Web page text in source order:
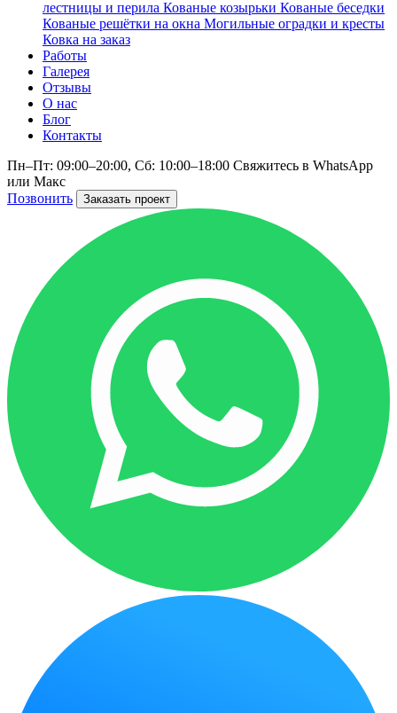
лестницы и перила Кованые козырьки Кованые беседки
Кованые решётки на окна Могильные оградки и кресты
Ковка на заказ
Работы
Галерея
Отзывы
О нас
Блог
Контакты
Пн–Пт: 09:00–20:00, Сб: 10:00–18:00 Свяжитесь в WhatsApp
или Макс
Позвонить
Заказать проект